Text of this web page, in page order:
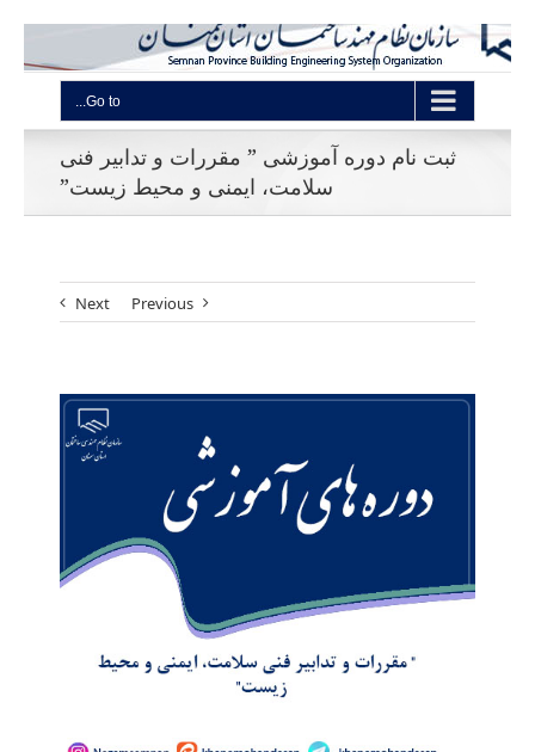
Go to...
ثبت نام دوره آموزشی ” مقررات و تدابیر فنی
سلامت، ایمنی و محیط زیست”
Previous
Next
View